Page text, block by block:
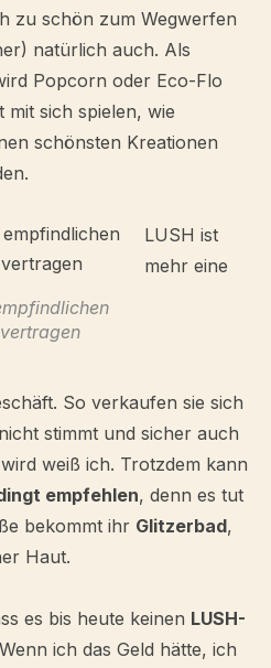
zu schön zum Wegwerfen
natürlich auch. Als
Popcorn oder Eco-Flo
mit sich spielen, wie
schönsten Kreationen
LUSH ist
mehr eine
So verkaufen sie sich
stimmt und sicher auch
weiß ich. Trotzdem kann
empfehlen, denn es tut
bekommt ihr Glitzerbad,
Haut.
es bis heute keinen LUSH-
ich das Geld hätte, ich